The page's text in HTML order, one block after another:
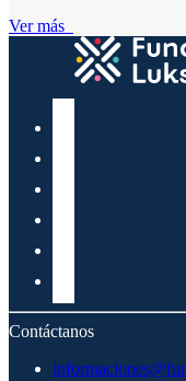
Ver más
Contáctanos